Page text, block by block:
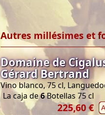
Autres millésimes et
Domaine de
Gérard Bertrand
Vino blanco, 75 cl,
La caja de6Botellas 75 cl
225,60 €